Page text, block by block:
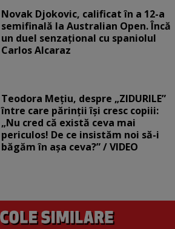
Novak Djokovic, calificat în a 12-a
semifinală la Australian Open. Încă
un duel senzațional cu spaniolul
Carlos Alcaraz
Teodora Mețiu, despre „ZIDURILE”
între care părinții își cresc copiii:
„Nu cred că există ceva mai
periculos! De ce insistăm noi să-i
băgăm în așa ceva?” / VIDEO